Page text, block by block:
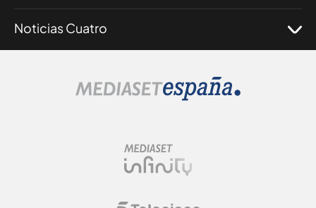
Noticias Cuatro